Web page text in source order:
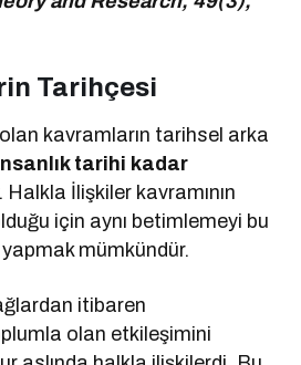
Tarihçesi
olan kavramların tarihsel arka
tarihi kadar
Halkla İlişkiler kavramının
için aynı betimlemeyi bu
mümkündür.
itibaren
olan etkileşimini